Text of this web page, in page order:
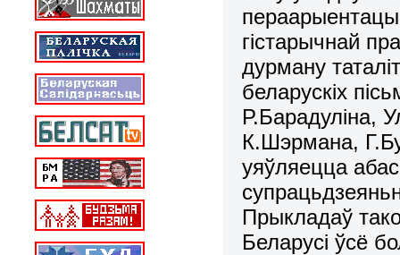
гістарычнай
дурману
беларускіх
Р.Барадуліна,
К.Шэрмана,
уяўляецца
Прыкладаў
Беларусі ўсё